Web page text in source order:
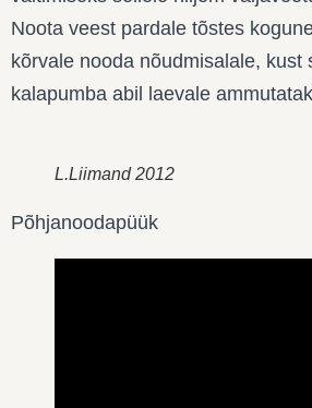
Noota veest pardale tõstes
kõrvale nooda nõudmisalale, kust
kalapumba abil laevale
L.Liimand 2012
Põhjanoodapüük